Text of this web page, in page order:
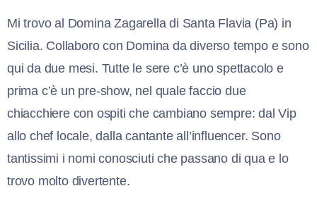
Mi trovo al Domina Zagarella di Santa Flavia (Pa) in
Sicilia. Collaboro con Domina da diverso tempo e sono
qui da due mesi. Tutte le sere c’è uno spettacolo e
prima c’è un pre-show, nel quale faccio due
chiacchiere con ospiti che cambiano sempre: dal Vip
allo chef locale, dalla cantante all’influencer. Sono
tantissimi i nomi conosciuti che passano di qua e lo
trovo molto divertente.